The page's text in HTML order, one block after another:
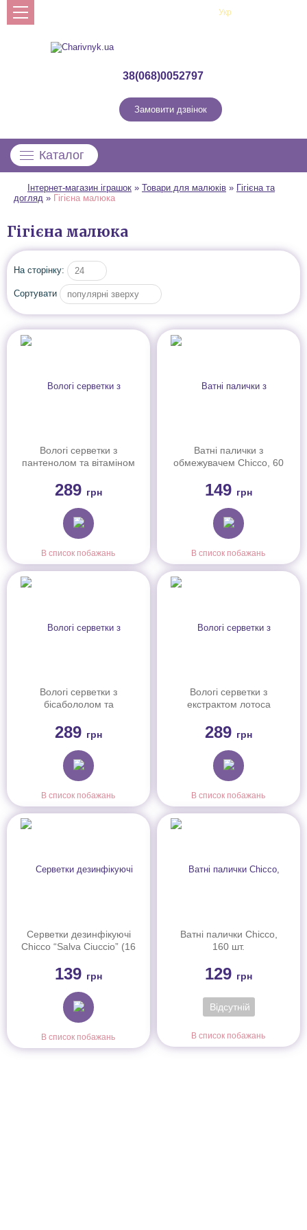
Укр
38(068)0052797
Замовити дзвінок
Каталог
Інтернет-магазин іграшок » Товари для малюків » Гігієна та
догляд » Гігієна малюка
Гігієна малюка
На сторінку: 24
Сортувати популярні зверху
Вологі серветки з
пантенолом та вітаміном
60 шт.
289 грн
В список побажань
Ватні палички з
обмежувачем Chicco, 60
149 грн
В список побажань
Вологі серветки з
бісабололом та
Chicco, 72 шт.
289 грн
В список побажань
Вологі серветки з
екстрактом лотоса
289 грн
В список побажань
Серветки дезинфікуючі
Chicco “Salva Ciuccio” (16
139 грн
В список побажань
Ватні палички Chicco,
160 шт.
129 грн
Відсутній
В список побажань